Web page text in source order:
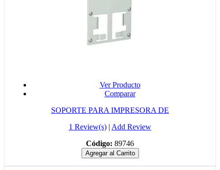
Ver Producto
Comparar
SOPORTE PARA IMPRESORA DE
1 Review(s) | Add Review
Código: 89746
Agregar al Carrito